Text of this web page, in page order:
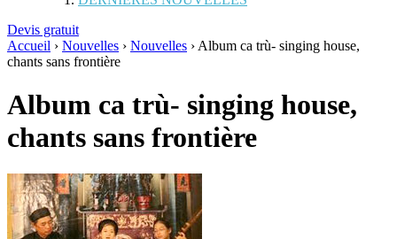
Devis gratuit
Accueil › Nouvelles › Nouvelles › Album ca trù- singing house,
chants sans frontière
Album ca trù- singing house,
chants sans frontière